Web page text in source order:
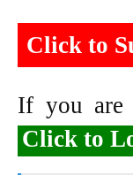
Click to
If you are
Click to